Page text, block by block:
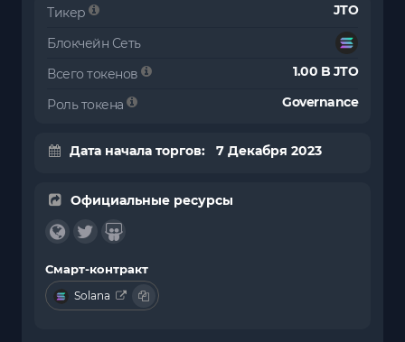
Тикер JTO
Блокчейн Сеть
Всего токенов
1.00 B JTO
Роль токена Governance
Дата начала торгов: 7 Декабря 2023
Официальные ресурсы
Смарт-контракт
Solana